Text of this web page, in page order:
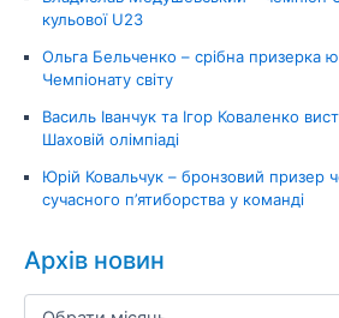
кульової U23
Ольга Бельченко – срібна призерка
Чемпіонату світу
Василь Іванчук та Ігор Коваленко
Шаховій олімпіаді
Юрій Ковальчук – бронзовий призер
сучасного п’ятиборства у команді
Архів новин